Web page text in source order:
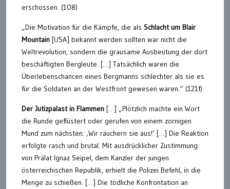
erschossen. (108)
„Die Motivation für die Kämpfe, die als Schlacht um Blair
Mountain [USA] bekannt werden sollten war nicht die
Weltrevolution, sondern die grausame Ausbeutung der dort
beschäftigten Bergleute. […] Tatsächlich waren die
Überlebenschancen eines Bergmanns schlechter als sie es
für die Soldaten an der Westfront gewesen waren.“ (121f)
Der Jutizpalast in Flammen […] „Plötzlich machte ein Wort
die Runde geflüstert oder gerufen von einem zornigen
Mund zum nächsten: ‚Wir räuchern sie aus!‘ […] Die Reaktion
erfolgte rasch und brutal. Mit ausdrücklicher Zustimmung
von Prälat Ignaz Seipel, dem Kanzler der jungen
österreichischen Republik, erhielt die Polizei Befehl, in die
Menge zu schießen. […] Die tödliche Konfrontation an